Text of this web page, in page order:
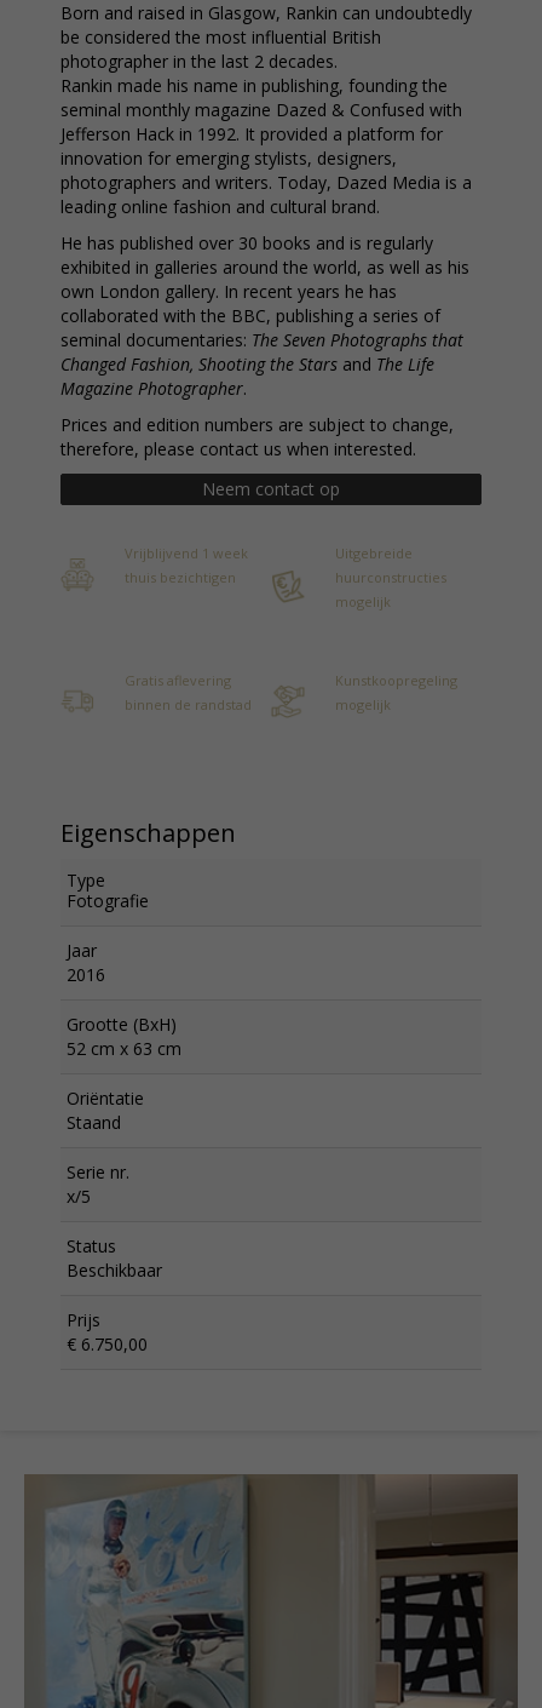
Born and raised in Glasgow, Rankin can undoubtedly
be considered the most influential British
photographer in the last 2 decades.
Rankin made his name in publishing, founding the
seminal monthly magazine Dazed & Confused with
Jefferson Hack in 1992. It provided a platform for
innovation for emerging stylists, designers,
photographers and writers. Today, Dazed Media is a
leading online fashion and cultural brand.
He has published over 30 books and is regularly
exhibited in galleries around the world, as well as his
own London gallery. In recent years he has
collaborated with the BBC, publishing a series of
seminal documentaries: The Seven Photographs that
Changed Fashion, Shooting the Stars and The Life
Magazine Photographer.
Prices and edition numbers are subject to change,
therefore, please contact us when interested.
Neem contact op
Vrijblijvend 1 week
thuis bezichtigen
Uitgebreide
huurconstructies
mogelijk
Gratis aflevering
binnen de randstad
Kunstkoopregeling
mogelijk
Eigenschappen
Type
Fotografie
Jaar
2016
Grootte (BxH)
52 cm x 63 cm
Oriëntatie
Staand
Serie nr.
x/5
Status
Beschikbaar
Prijs
€ 6.750,00